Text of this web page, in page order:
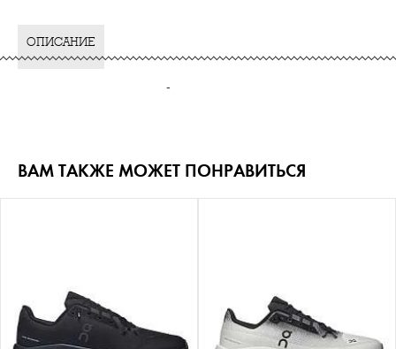
ОПИСАНИЕ
-
ВАМ ТАКЖЕ МОЖЕТ ПОНРАВИТЬСЯ